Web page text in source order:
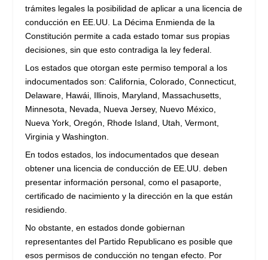
trámites legales la posibilidad de aplicar a una licencia de
conducción en EE.UU. La Décima Enmienda de la
Constitución permite a cada estado tomar sus propias
decisiones, sin que esto contradiga la ley federal.
Los estados que otorgan este permiso temporal a los
indocumentados son: California, Colorado, Connecticut,
Delaware, Hawái, Illinois, Maryland, Massachusetts,
Minnesota, Nevada, Nueva Jersey, Nuevo México,
Nueva York, Oregón, Rhode Island, Utah, Vermont,
Virginia y Washington.
En todos estados, los indocumentados que desean
obtener una licencia de conducción de EE.UU. deben
presentar información personal, como el pasaporte,
certificado de nacimiento y la dirección en la que están
residiendo.
No obstante, en estados donde gobiernan
representantes del Partido Republicano es posible que
esos permisos de conducción no tengan efecto. Por